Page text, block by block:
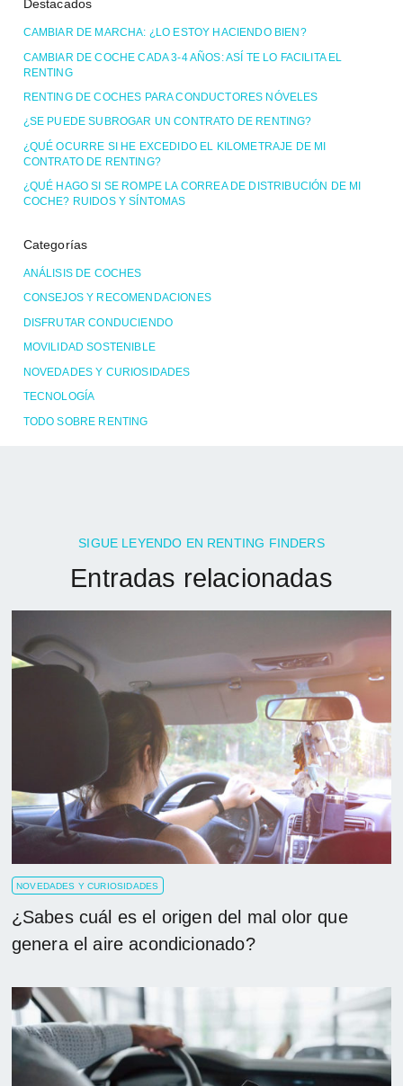
Destacados
CAMBIAR DE MARCHA: ¿LO ESTOY HACIENDO BIEN?
CAMBIAR DE COCHE CADA 3-4 AÑOS: ASÍ TE LO FACILITA EL
RENTING
RENTING DE COCHES PARA CONDUCTORES NÓVELES
¿SE PUEDE SUBROGAR UN CONTRATO DE RENTING?
¿QUÉ OCURRE SI HE EXCEDIDO EL KILOMETRAJE DE MI
CONTRATO DE RENTING?
¿QUÉ HAGO SI SE ROMPE LA CORREA DE DISTRIBUCIÓN DE MI
COCHE? RUIDOS Y SÍNTOMAS
Categorías
ANÁLISIS DE COCHES
CONSEJOS Y RECOMENDACIONES
DISFRUTAR CONDUCIENDO
MOVILIDAD SOSTENIBLE
NOVEDADES Y CURIOSIDADES
TECNOLOGÍA
TODO SOBRE RENTING
SIGUE LEYENDO EN RENTING FINDERS
Entradas relacionadas
NOVEDADES Y CURIOSIDADES
¿Sabes cuál es el origen del mal olor que
genera el aire acondicionado?